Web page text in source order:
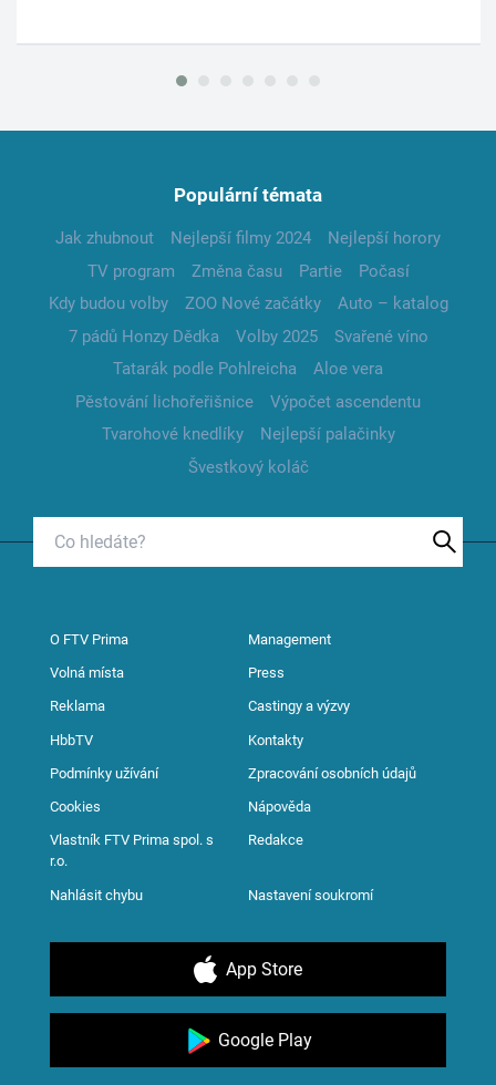
Populární témata
Jak zhubnout Nejlepší filmy 2024
Nejlepší horory
TV program
Změna času Partie
Počasí
Kdy budou volby
ZOO Nové začátky
Auto – katalog
7 pádů Honzy Dědka
Volby 2025
Svařené víno
Tatarák podle Pohlreicha
Aloe vera
Pěstování lichořeřišnice
Výpočet ascendentu
Tvarohové knedlíky
Nejlepší palačinky
Švestkový koláč
O FTV Prima Management
Volná místa Press
Reklama Castingy a výzvy
HbbTV Kontakty
Podmínky užívání Zpracování osobních údajů
Cookies Nápověda
Vlastník FTV Prima spol. s
r.o.
Redakce
Nahlásit chybu Nastavení soukromí
App Store
Google Play